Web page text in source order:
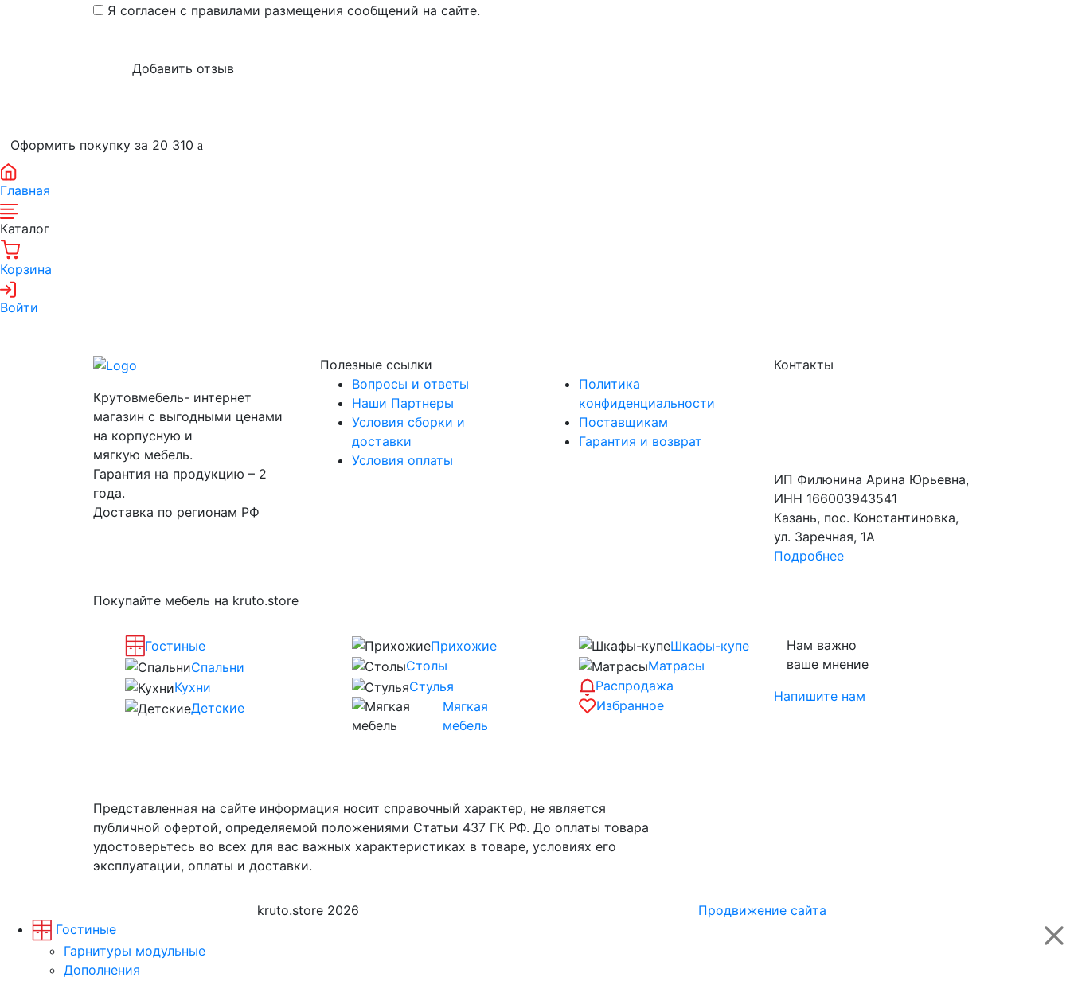
Я согласен с правилами размещения сообщений на сайте.
Оформить покупку за 20 310
Главная
Каталог
Корзина
Войти
Крутовмебель- интернет
магазин с выгодными ценами
на корпусную и
мягкую мебель.
Гарантия на продукцию – 2
года.
Доставка по регионам РФ
Полезные ссылки
Вопросы и ответы
Наши Партнеры
Условия сборки и
доставки
Условия оплаты
Политика
конфиденциальности
Поставщикам
Гарантия и возврат
Контакты
ИП Филюнина Арина Юрьевна,
ИНН 166003943541
Казань, пос. Константиновка,
ул. Заречная, 1А
Подробнее
Покупайте мебель на kruto.store
Гостиные
Спальни
Кухни
Детские
Прихожие
Столы
Стулья
Мягкая
мебель
Шкафы-купе
Матрасы
Распродажа
Избранное
Нам важно
ваше мнение
Напишите нам
Представленная на сайте информация носит справочный характер, не является
публичной офертой, определяемой положениями Статьи 437 ГК РФ. До оплаты товара
удостоверьтесь во всех для вас важных характеристиках в товаре, условиях его
эксплуатации, оплаты и доставки.
kruto.store 2026
Продвижение сайта
Гостиные
Гарнитуры модульные
Дополнения